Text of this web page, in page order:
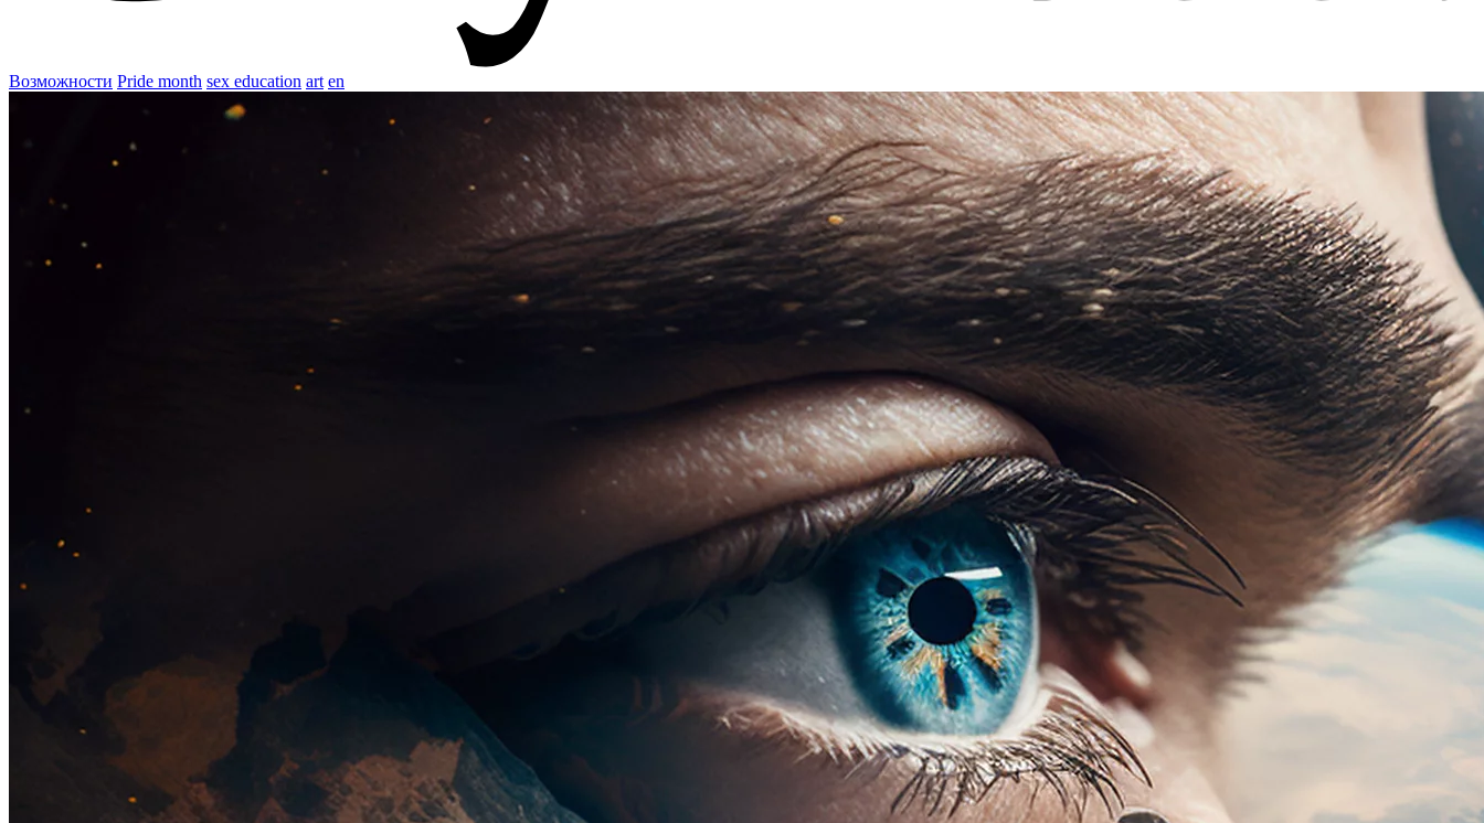
Возможности Pride month sex education art en